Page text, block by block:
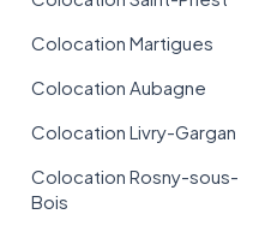
Colocation Martigues
Colocation Aubagne
Colocation Livry-Gargan
Colocation Rosny-sous-
Bois